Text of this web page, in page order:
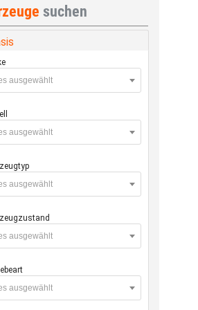
suchen
ausgewählt
ausgewählt
ausgewählt
ausgewählt
ausgewählt